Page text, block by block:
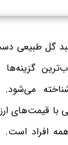
گل طبیعی
می‌شود.
قیمت‌های
افراد است.